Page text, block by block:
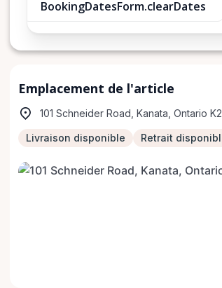
BookingDatesForm.clearDates
Emplacement de l'article
101 Schneider Road, Kanata, Ontario
Livraison disponible Retrait